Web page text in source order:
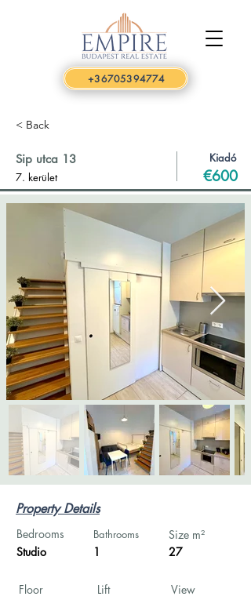
+36705394774
< Back
Kiadó
Sip utca 13
€600
7. kerület
Property Details
Bedrooms
Studio
Bathrooms
1
Size m²
27
Floor
Lift
View